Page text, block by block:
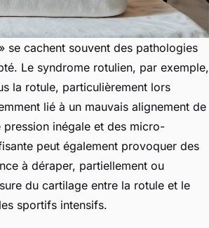
se cachent souvent des pathologies
Le syndrome rotulien, par exemple,
la rotule, particulièrement lors
lié à un mauvais alignement de
inégale et des micro-
peut également provoquer des
à déraper, partiellement ou
du cartilage entre la rotule et le
sportifs intensifs.